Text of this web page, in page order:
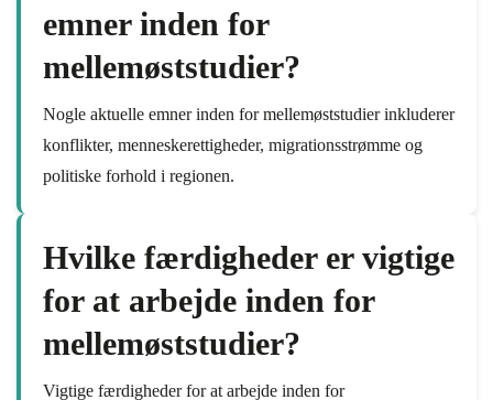
emner inden for
mellemøststudier?
Nogle aktuelle emner inden for mellemøststudier inkluderer
konflikter, menneskerettigheder, migrationsstrømme og
politiske forhold i regionen.
Hvilke færdigheder er vigtige
for at arbejde inden for
mellemøststudier?
Vigtige færdigheder for at arbejde inden for